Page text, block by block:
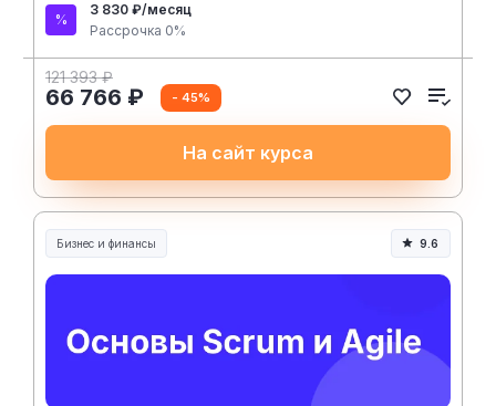
3 830 ₽/месяц
Рассрочка 0%
121 393 ₽
66 766 ₽ - 45%
На сайт курса
Бизнес и финансы 9.6